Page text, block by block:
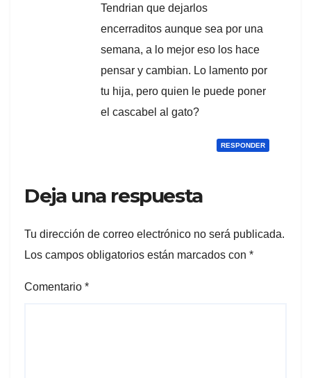
Tendrian que dejarlos
encerraditos aunque sea por una
semana, a lo mejor eso los hace
pensar y cambian. Lo lamento por
tu hija, pero quien le puede poner
el cascabel al gato?
RESPONDER
Deja una respuesta
Tu dirección de correo electrónico no será publicada.
Los campos obligatorios están marcados con *
Comentario *